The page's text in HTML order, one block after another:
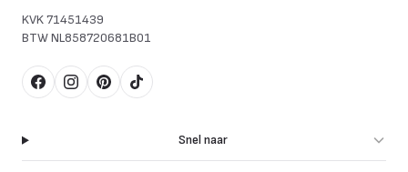
KVK71451439
BTWNL858720681B01
FacebookInstagram
Pinterest
TikTok
Snel naar